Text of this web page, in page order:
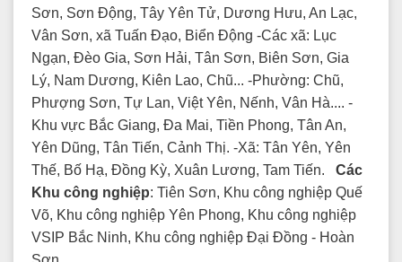
Sơn, Sơn Động, Tây Yên Tử, Dương Hưu, An Lạc,
Vân Sơn, xã Tuấn Đạo, Biển Động -Các xã: Lục
Ngạn, Đèo Gia, Sơn Hải, Tân Sơn, Biên Sơn, Gia
Lý, Nam Dương, Kiên Lao, Chũ... -Phường: Chũ,
Phượng Sơn, Tự Lan, Việt Yên, Nếnh, Vân Hà.... -
Khu vực Bắc Giang, Đa Mai, Tiền Phong, Tân An,
Yên Dũng, Tân Tiến, Cảnh Thị. -Xã: Tân Yên, Yên
Thế, Bố Hạ, Đồng Kỳ, Xuân Lương, Tam Tiến. Các
Khu công nghiệp: Tiên Sơn, Khu công nghiệp Quế
Võ, Khu công nghiệp Yên Phong, Khu công nghiệp
VSIP Bắc Ninh, Khu công nghiệp Đại Đồng - Hoàn